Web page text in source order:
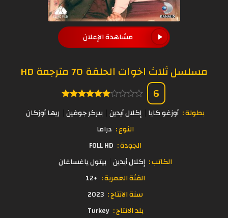
مشاهدة الإعلان
مسلسل ثلاث اخوات الحلقة 70 مترجمة HD
6
بطولة : أوزغو كايا إكلال أيدين بيركر جوفين ريها أوزكان
النوع : دراما
الجودة : FOLL HD
الكاتب : إكلال أيدين بيتول ياغساغان
الفئة العمرية : +12
سنة الانتاج : 2023
بلد الانتاج : Turkey